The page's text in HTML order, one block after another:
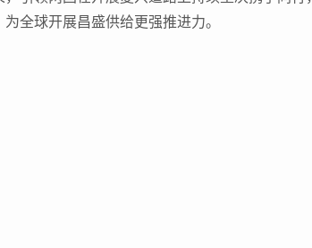
全球开展昌盛供给更强推进力。